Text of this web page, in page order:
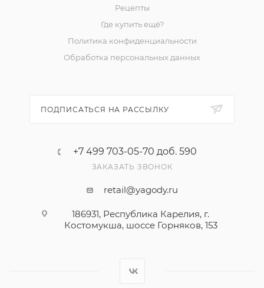
Рецепты
Где купить ещё?
Политика конфиденциальности
Обработка персональных данных
ПОДПИСАТЬСЯ НА РАССЫЛКУ
+7 499 703-05-70 доб. 590
ЗАКАЗАТЬ ЗВОНОК
retail@yagody.ru
186931, Республика Карелия, г.
Костомукша, шоссе Горняков, 153